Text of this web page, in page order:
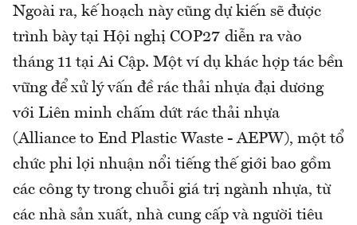
Ngoài ra, kế hoạch này cũng dự kiến sẽ được
trình bày tại Hội nghị COP27 diễn ra vào
tháng 11 tại Ai Cập. Một ví dụ khác hợp tác bền
vững để xử lý vấn đề rác thải nhựa đại dương
với Liên minh chấm dứt rác thải nhựa
(Alliance to End Plastic Waste - AEPW), một tổ
chức phi lợi nhuận nổi tiếng thế giới bao gồm
các công ty trong chuỗi giá trị ngành nhựa, từ
các nhà sản xuất, nhà cung cấp và người tiêu